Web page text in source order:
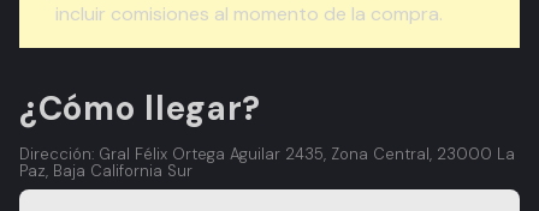
incluir comisiones al momento de la compra.
¿Cómo llegar?
Dirección: Gral Félix Ortega Aguilar 2435, Zona Central, 23000 La
Paz, Baja California Sur